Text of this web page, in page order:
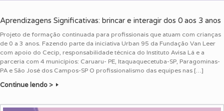
Aprendizagens Significativas: brincar e interagir dos 0 aos 3 anos
Projeto de formação continuada para profissionais que atuam com crianças
de 0 a 3 anos. Fazendo parte da iniciativa Urban 95 da Fundação Van Leer
com apoio do Cecip, responsabilidade técnica do Instituto Avisa Lá e a
parceria com 4 municípios: Caruaru- PE, Itaquaquecetuba-SP, Paragominas-
PA e São José dos Campos-SP O profissionalismo das equipes nas […]
Continue lendo >